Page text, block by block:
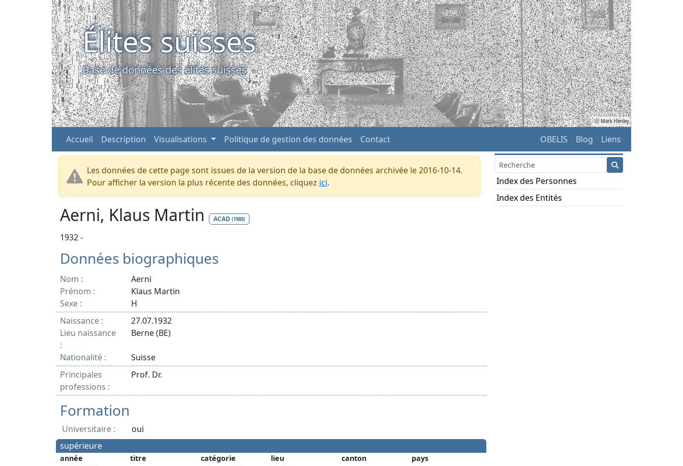
Élites suisses
Base de données des élites suisses
ⓒ Mark Henley
Accueil Description Visualisations Politique de gestion des données Contact OBELIS Blog Liens
Les données de cette page sont issues de la version de la base de données archivée le 2016-10-14.
Pour afficher la version la plus récente des données, cliquez ici.
Aerni, Klaus Martin ACAD (1980)
1932 -
Données biographiques
Nom :
Aerni
Prénom :
Klaus Martin
Sexe :
H
Naissance :
27.07.1932
Lieu naissance
:
Berne (BE)
Nationalité :
Suisse
Principales
professions :
Prof. Dr.
Formation
Universitaire :
oui
supérieure
année titre catégorie lieu canton pays
Index des Personnes
Index des Entités